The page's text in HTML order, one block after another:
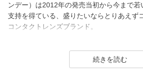
ンデー）は2012年の発売当初から今まで
支持を得ている、盛りたいならとりあえず
コンタクトレンズブランド。
と、元祖ちゅるんカラコン「キャンマジ3
「キャンマジ5番」、定番ギャルカラコン